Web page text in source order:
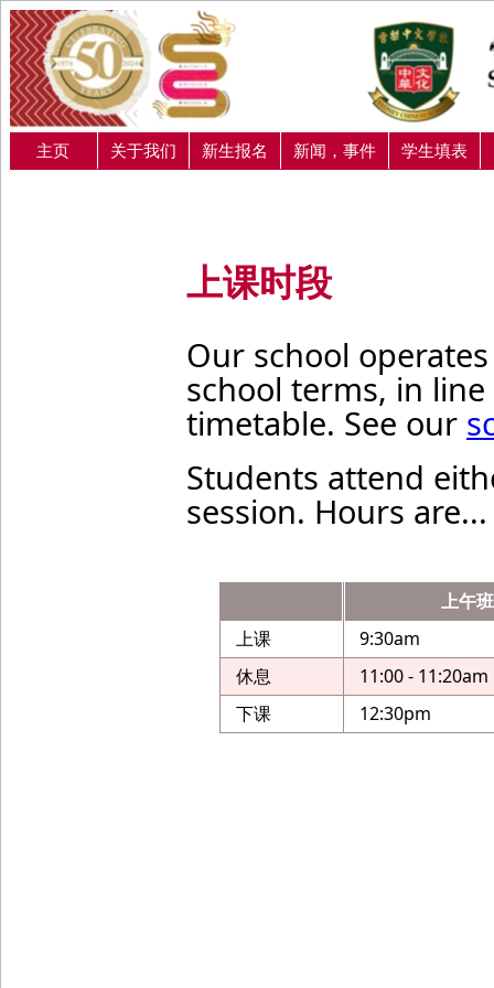
主页 关于我们 新生报名 新闻，事件 学生填表
上课时段
Our school
school terms, in
timetable. See our
Students attend
session. Hours are...
上午班
上课
9:30am
休息
11:00 - 11:20am
下课
12:30pm